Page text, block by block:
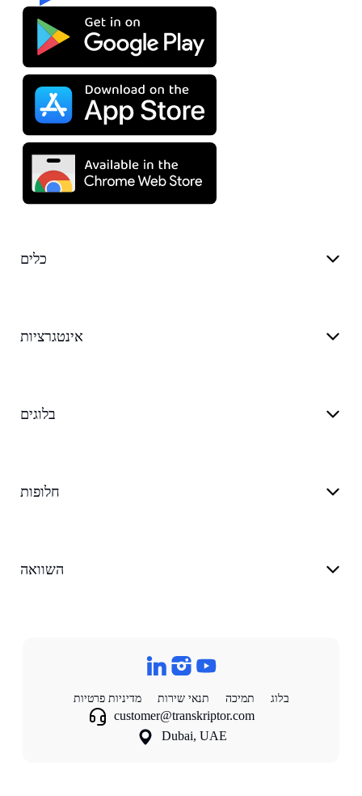
כלים
אינטגרציות
בלוגים
חלופות
השוואה
מדיניות פרטיות תנאי שירות תמיכה בלוג
customer@transkriptor.com
Dubai, UAE